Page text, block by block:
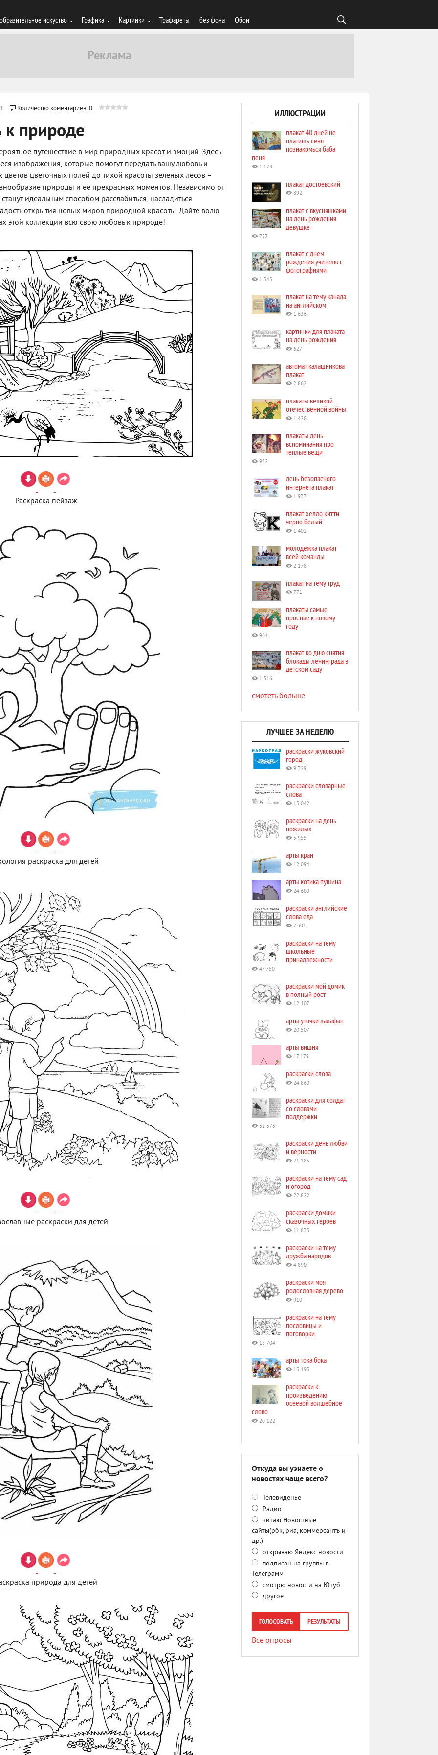
искуство Графика Картинки Трафареты без фона Обои
Количество коментариев: 0
к природе
путешествие в мир природных красот и эмоций. Здесь
изображения, которые помогут передать вашу любовь и
цветочных полей до тихой красоты зеленых лесов –
природы и ее прекрасных моментов. Независимо от
идеальным способом расслабиться, насладиться
открытия новых миров природной красоты. Дайте волю
этой коллекции всю свою любовь к природе!
Раскраска пейзаж
раскраска для детей
раскраски для детей
природа для детей
ИЛЛЮСТРАЦИИ
плакат 40 дней не
платишь сеня
познакомься баба
пеня
1 178
плакат достоевский
892
плакат с вкусняшками
на день рождения
девушке
757
плакат с днем
рождения учителю с
фотографиями
1 545
плакат на тему канада
на английском
1 636
картинки для плаката
на день рождения
627
автомат калашникова
плакат
2 862
плакаты великой
отечественной войны
1 428
плакаты день
вспоминания про
теплые вещи
932
день безопасного
интернета плакат
1 937
плакат хелло китти
черно белый
1 402
молодежка плакат
всей команды
2 178
плакат на тему труд
771
плакаты самые
простые к новому
году
961
плакат ко дню снятия
блокады ленинграда в
детском саду
1 316
смотеть больше
ЛУЧШЕЕ ЗА НЕДЕЛЮ
раскраски жуковский
город
9 329
раскраски словарные
слова
15 042
раскраски на день
пожилых
5 955
арты кран
12 094
арты котика пушина
24 600
раскраски английские
слова еда
7 301
раскраски на тему
школьные
принадлежности
47 750
раскраски мой домик
в полный рост
12 107
арты уточки лалафан
20 507
арты вишня
17 179
раскраски слова
24 860
раскраски для солдат
со словами
поддержки
32 375
раскраски день любви
и верности
21 185
раскраски на тему сад
и огород
22 822
раскраски домики
сказочных героев
11 833
раскраски на тему
дружба народов
4 890
раскраски моя
родословная дерево
910
раскраски на тему
пословицы и
поговорки
18 704
арты тока бока
15 195
раскраски к
произведению
осеевой волшебное
слово
20 122
Откуда вы узнаете о
новостях чаще всего?
Телевиденье
Радио
читаю Новостные
сайты(рбк, риа, коммерсантъ и
др.)
открываю Яндекс новости
подписан на группы в
Телеграмм
смотрю новости на Ютуб
другое
ГОЛОСОВАТЬ РЕЗУЛЬТАТЫ
Все опросы